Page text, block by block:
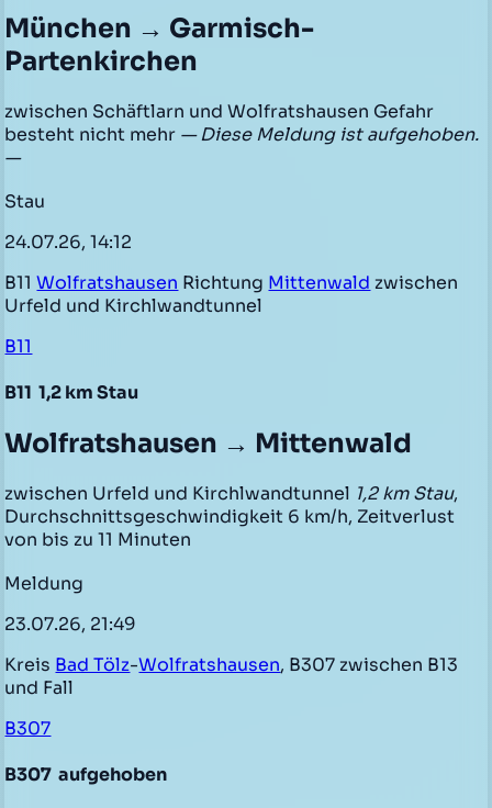
München → Garmisch-
Partenkirchen
zwischen Schäftlarn und Wolfratshausen Gefahr
besteht nicht mehr — Diese Meldung ist aufgehoben.
—
Stau
24.07.26, 14:12
B11Wolfratshausen Richtung Mittenwald zwischen
Urfeld und Kirchlwandtunnel
B11
B11 1,2 km Stau
Wolfratshausen → Mittenwald
zwischen Urfeld und Kirchlwandtunnel 1,2 km Stau,
Durchschnittsgeschwindigkeit 6 km/h, Zeitverlust
von bis zu 11 Minuten
Meldung
23.07.26, 21:49
Kreis Bad Tölz-Wolfratshausen, B307 zwischen B13
und Fall
B307
B307 aufgehoben